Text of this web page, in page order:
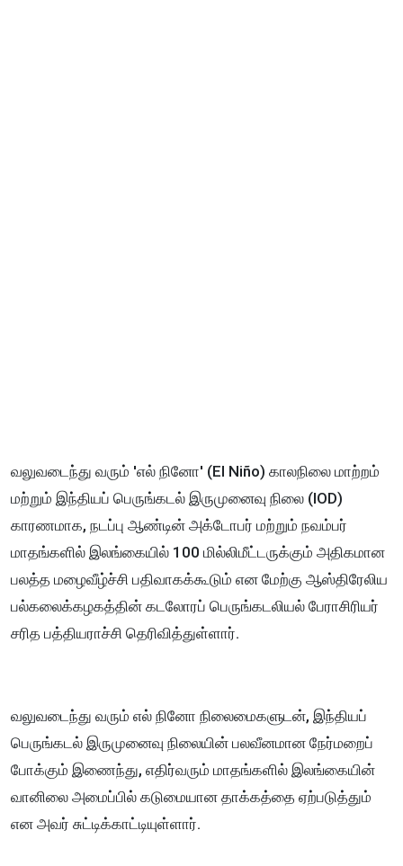
வலுவடைந்து வரும் 'எல் நினோ' (El Niño) காலநிலை மாற்றம்
மற்றும் இந்தியப் பெருங்கடல் இருமுனைவு நிலை (IOD)
காரணமாக, நடப்பு ஆண்டின் அக்டோபர் மற்றும் நவம்பர்
மாதங்களில் இலங்கையில் 100 மில்லிமீட்டருக்கும் அதிகமான
பலத்த மழைவீழ்ச்சி பதிவாகக்கூடும் என மேற்கு ஆஸ்திரேலிய
பல்கலைக்கழகத்தின் கடலோரப் பெருங்கடலியல் பேராசிரியர்
சரித பத்தியராச்சி தெரிவித்துள்ளார்.
வலுவடைந்து வரும் எல் நினோ நிலைமைகளுடன், இந்தியப்
பெருங்கடல் இருமுனைவு நிலையின் பலவீனமான நேர்மறைப்
போக்கும் இணைந்து, எதிர்வரும் மாதங்களில் இலங்கையின்
வானிலை அமைப்பில் கடுமையான தாக்கத்தை ஏற்படுத்தும்
என அவர் சுட்டிக்காட்டியுள்ளார்.